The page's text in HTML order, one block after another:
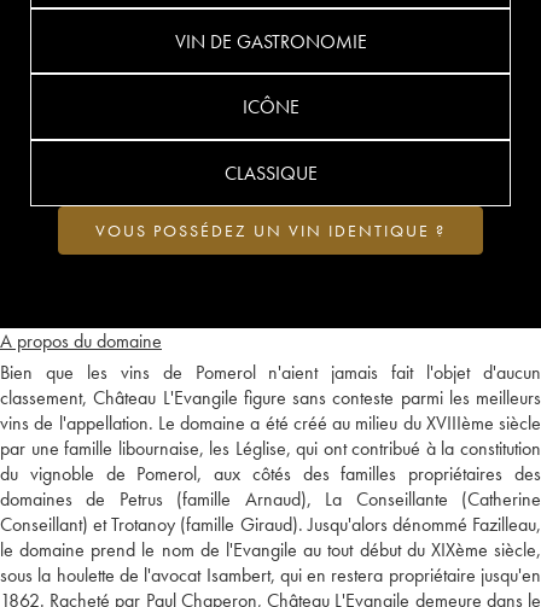
A propos du domaine
Bien que les vins de Pomerol n'aient jamais fait l'objet d'aucun
classement, Château L'Evangile figure sans conteste parmi les meilleurs
vins de l'appellation. Le domaine a été créé au milieu du XVIIIème siècle
par une famille libournaise, les Léglise, qui ont contribué à la constitution
du vignoble de Pomerol, aux côtés des familles propriétaires des
domaines de Petrus (famille Arnaud), La Conseillante (Catherine
Conseillant) et Trotanoy (famille Giraud). Jusqu'alors dénommé Fazilleau,
le domaine prend le nom de l'Evangile au tout début du XIXème siècle,
sous la houlette de l'avocat Isambert, qui en restera propriétaire jusqu'en
1862. Racheté par Paul Chaperon, Château L'Evangile demeure dans le
VIN DE GASTRONOMIE
ICÔNE
CLASSIQUE
VOUS POSSÉDEZ UN VIN IDENTIQUE ?